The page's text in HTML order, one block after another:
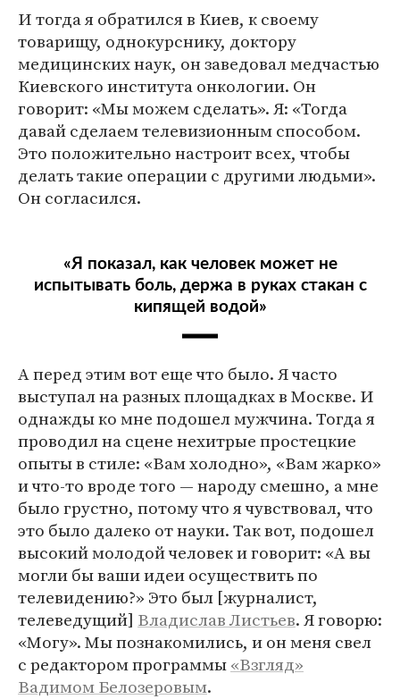
И тогда я обратился в Киев, к своему
товарищу, однокурснику, доктору
медицинских наук, он заведовал медчастью
Киевского института онкологии. Он
говорит: «Мы можем сделать». Я: «Тогда
давай сделаем телевизионным способом.
Это положительно настроит всех, чтобы
делать такие операции с другими людьми».
Он согласился.
«Я показал, как человек может не
испытывать боль, держа в руках стакан с
кипящей водой»
А перед этим вот еще что было. Я часто
выступал на разных площадках в Москве. И
однажды ко мне подошел мужчина. Тогда я
проводил на сцене нехитрые простецкие
опыты в стиле: «Вам холодно», «Вам жарко»
и что-то вроде того — народу смешно, а мне
было грустно, потому что я чувствовал, что
это было далеко от науки. Так вот, подошел
высокий молодой человек и говорит: «А вы
могли бы ваши идеи осуществить по
телевидению?» Это был [журналист,
телеведущий] Владислав Листьев. Я говорю:
«Могу». Мы познакомились, и он меня свел
с редактором программы«Взгляд»
Вадимом Белозеровым.